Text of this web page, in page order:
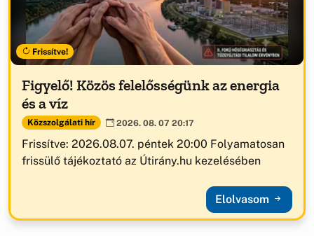
Frissítve!
Figyelő! Közös felelősségünk az energia
és a víz
Közszolgálati hír 2026. 08. 07 20:17
Frissítve: 2026.08.07. péntek 20:00 Folyamatosan
frissülő tájékoztató az Útirány.hu kezelésében
Elolvasom